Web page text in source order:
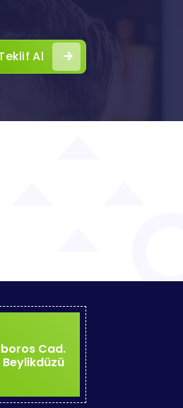
Al
Cad.
Beylikdüzü